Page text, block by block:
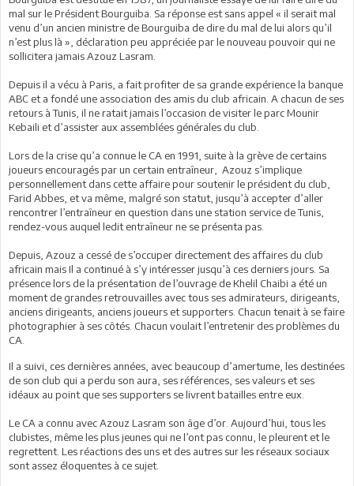
mal sur le Président Bourguiba. Sa réponse est sans appel « il serait mal
venu d’un ancien ministre de Bourguiba de dire du mal de lui alors qu’il
n’est plus là », déclaration peu appréciée par le nouveau pouvoir qui ne
sollicitera jamais Azouz Lasram.
Depuis il a vécu à Paris, a fait profiter de sa grande expérience la banque
ABC et a fondé une association des amis du club africain. A chacun de ses
retours à Tunis, il ne ratait jamais l’occasion de visiter le parc Mounir
Kebaili et d’assister aux assemblées générales du club.
Lors de la crise qu’a connue le CA en 1991, suite à la grève de certains
joueurs encouragés par un certain entraîneur, Azouz s’implique
personnellement dans cette affaire pour soutenir le président du club,
Farid Abbes, et va même, malgré son statut, jusqu’à accepter d’aller
rencontrer l’entraîneur en question dans une station service de Tunis,
rendez-vous auquel ledit entraîneur ne se présenta pas.
Depuis, Azouz a cessé de s’occuper directement des affaires du club
africain mais Il a continué à s’y intéresser jusqu’à ces derniers jours. Sa
présence lors de la présentation de l’ouvrage de Khelil Chaibi a été un
moment de grandes retrouvailles avec tous ses admirateurs, dirigeants,
anciens dirigeants, anciens joueurs et supporters. Chacun tenait à se faire
photographier à ses côtés. Chacun voulait l’entretenir des problèmes du
CA.
Il a suivi, ces dernières années, avec beaucoup d’amertume, les destinées
de son club qui a perdu son aura, ses références, ses valeurs et ses
idéaux au point que ses supporters se livrent batailles entre eux.
Le CA a connu avec Azouz Lasram son âge d’or. Aujourd’hui, tous les
clubistes, même les plus jeunes qui ne l’ont pas connu, le pleurent et le
regrettent. Les réactions des uns et des autres sur les réseaux sociaux
sont assez éloquentes à ce sujet.